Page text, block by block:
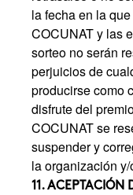
la fecha en la
COCUNAT y las
sorteo no serán
perjuicios de
producirse como
disfrute del
COCUNAT se
suspender y
la organización
11. ACEPTACIÓN